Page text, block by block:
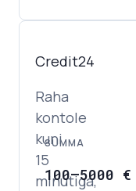
Credit24
Raha
kontole
kuni
15
minutiga,
SUMMA
100–5000 €